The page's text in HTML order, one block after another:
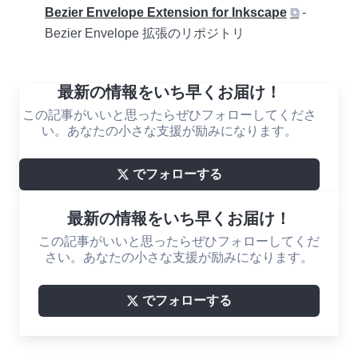
Bezier Envelope Extension for Inkscape ⧉-
Bezier Envelope 拡張のリポジトリ
最新の情報をいち早くお届け！
この記事がいいと思ったらぜひフォローしてくださ
い。あなたの小さな支援が励みになります。
でフォローする
最新の情報をいち早くお届け！
この記事がいいと思ったらぜひフォローしてくだ
さい。あなたの小さな支援が励みになります。
でフォローする